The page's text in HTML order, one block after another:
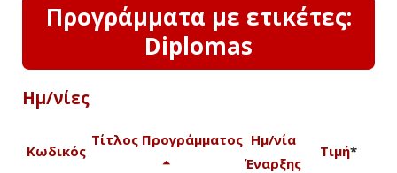
Προγράμματα με ετικέτες:
Diplomas
Ημ/νίες
Κωδικός
Τίτλος Προγράμματος Ημ/νία
Έναρξης
Τιμή*